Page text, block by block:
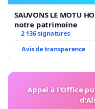
SAUVONS LE MOTU
notre patrimoine
2 136 signatures
Avis de transparence
Appel à l'Office